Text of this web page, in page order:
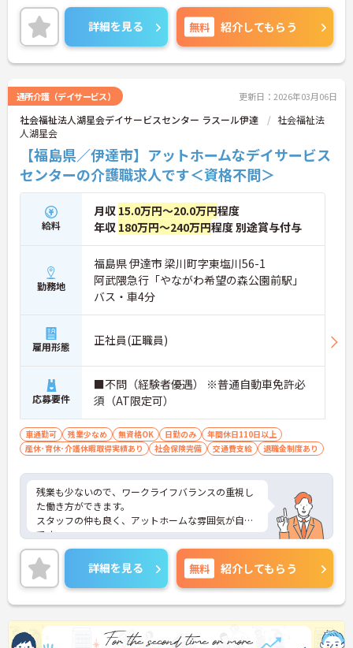
を続けたい方におすすめです。
ご興味のある方は、ご面接のポイントをお伝えしま
すので、お気軽にお問い合わせください。
詳細を見る 無料 紹介してもらう
通所介護（デイサービス） 更新日：2026年03月06日
社会福祉法人湖星会デイサービスセンター ラスール伊達
社会福祉法
人湖星会
【福島県／伊達市】アットホームなデイサービス
センターの介護職求人です＜資格不問＞
給料
月収 15.0万円～20.0万円程度
年収 180万円～240万円程度 別途賞与付与
勤務地
福島県 伊達市 梁川町字東塩川56-1
阿武隈急行「やながわ希望の森公園前駅」
バス・車4分
雇用形態 正社員(正職員)
応募要件
■不問（経験者優遇） ※普通自動車免許必
須（AT限定可）
車通勤可 残業少なめ 無資格OK 日勤のみ
年間休日110日以上
産休･育休･介護休暇取得実績あり
社会保険完備 交通費支給 退職金制度あり
残業も少ないので、ワークライフバランスの重視し
た働き方ができます。
スタッフの仲も良く、アットホームな雰囲気が自慢
です。
ご興味ある方には、面接対策ポイントなど、詳細を
お話しいたしますのでお気軽にご相談ください。
詳細を見る 無料 紹介してもらう